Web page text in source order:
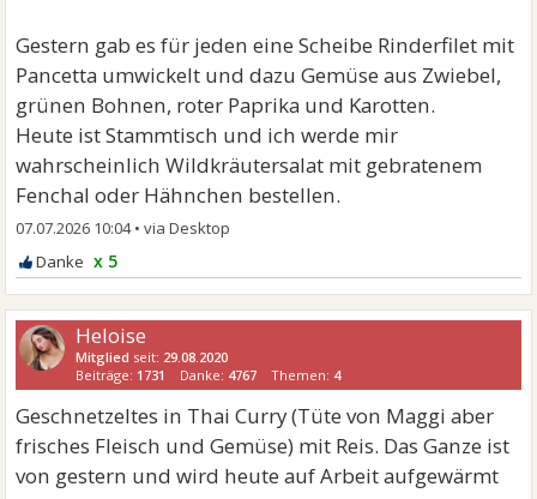
Gestern gab es für jeden eine Scheibe Rinderfilet mit
Pancetta umwickelt und dazu Gemüse aus Zwiebel,
grünen Bohnen, roter Paprika und Karotten.
Heute ist Stammtisch und ich werde mir
wahrscheinlich Wildkräutersalat mit gebratenem
Fenchal oder Hähnchen bestellen.
07.07.2026 10:04•
x 5
Heloise
Mitglied seit: 29.08.2020
Beiträge: 1731 Danke: 4767 Themen: 4
Geschnetzeltes in Thai Curry (Tüte von Maggi aber
frisches Fleisch und Gemüse) mit Reis. Das Ganze ist
von gestern und wird heute auf Arbeit aufgewärmt